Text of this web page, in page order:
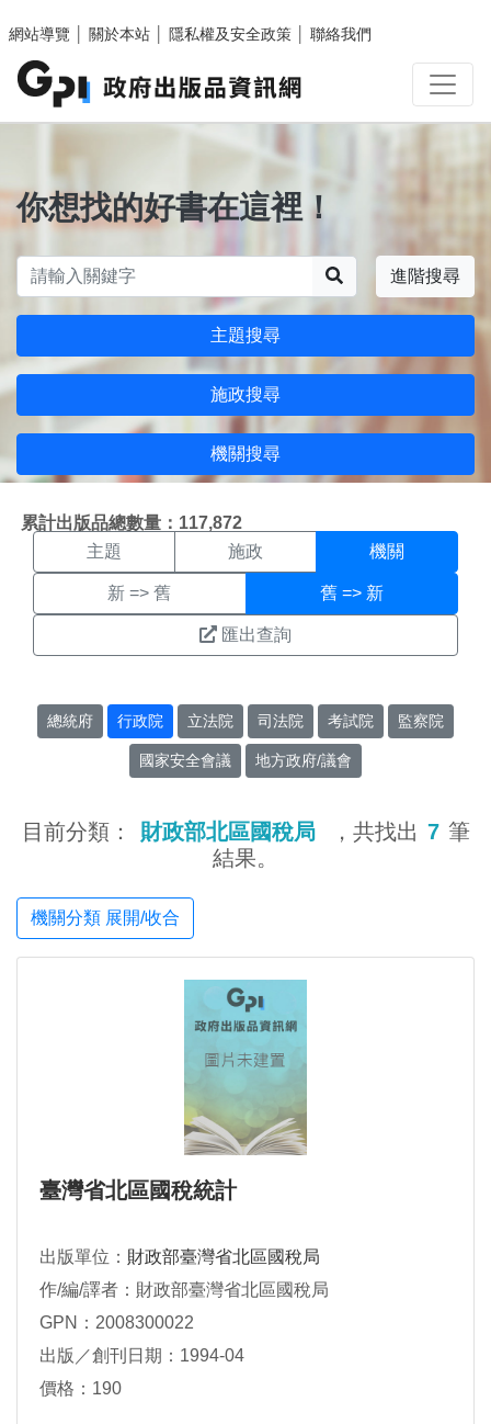
網站導覽
關於本站 隱私權及安全政策 聯絡我們
你想找的好書在這裡！
進階搜尋
主題搜尋
施政搜尋
機關搜尋
累計出版品總數量：117,872
機關搜尋結果頁面
主題 施政 機關
新 => 舊 舊 => 新
匯出查詢
總統府 行政院 立法院 司法院 考試院 監察院
國家安全會議 地方政府/議會
目前分類： 財政部北區國稅局 ，共找出 7 筆
結果。
機關分類 展開/收合
臺灣省北區國稅統計
出版單位： 財政部臺灣省北區國稅局
作/編/譯者：財政部臺灣省北區國稅局
GPN：2008300022
出版／創刊日期：1994-04
價格：190